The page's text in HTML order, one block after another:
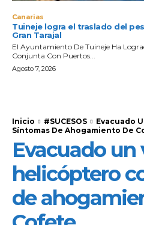
Canarias
Tuineje logra el traslado del
Gran Tarajal
El Ayuntamiento De Tuineje Ha
Conjunta Con Puertos...
Agosto 7, 2026